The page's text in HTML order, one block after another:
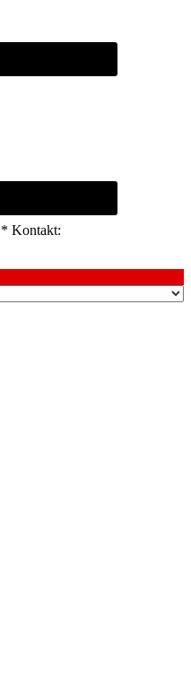
* Kontakt: